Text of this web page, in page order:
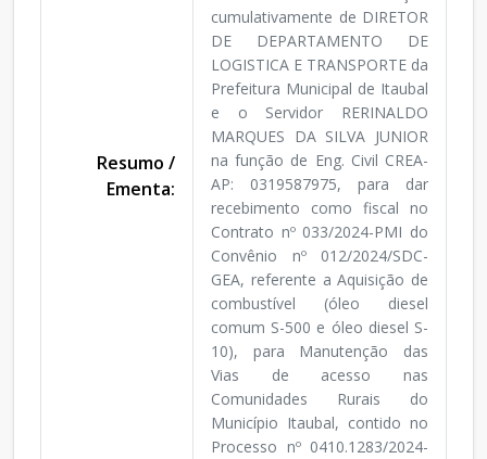
Resumo /
Ementa:
cumulativamente de DIRETOR
DE DEPARTAMENTO DE
LOGISTICA E TRANSPORTE da
Prefeitura Municipal de Itaubal
e o Servidor RERINALDO
MARQUES DA SILVA JUNIOR
na função de Eng. Civil CREA-
AP: 0319587975, para dar
recebimento como fiscal no
Contrato nº 033/2024-PMI do
Convênio nº 012/2024/SDC-
GEA, referente a Aquisição de
combustível (óleo diesel
comum S-500 e óleo diesel S-
10), para Manutenção das
Vias de acesso nas
Comunidades Rurais do
Município Itaubal, contido no
Processo nº 0410.1283/2024-